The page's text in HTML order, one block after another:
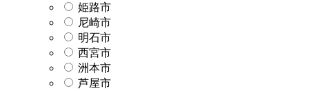
姫路市
尼崎市
明石市
西宮市
洲本市
芦屋市